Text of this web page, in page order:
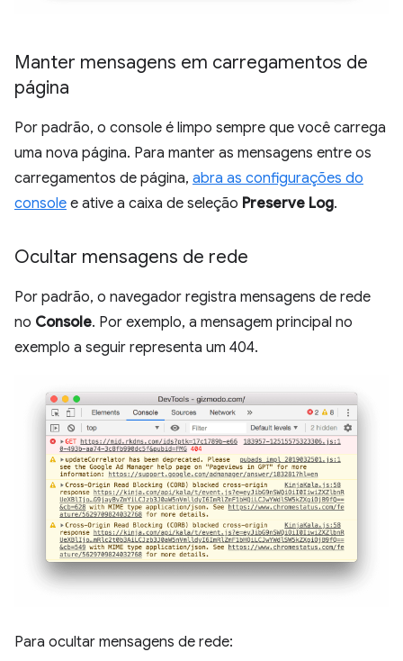
Manter mensagens em carregamentos de
página
Por padrão, o console é limpo sempre que você carrega
uma nova página. Para manter as mensagens entre os
carregamentos de página, abra as configurações do
console e ative a caixa de seleção Preserve Log.
Ocultar mensagens de rede
Por padrão, o navegador registra mensagens de rede
no Console. Por exemplo, a mensagem principal no
exemplo a seguir representa um 404.
Para ocultar mensagens de rede: